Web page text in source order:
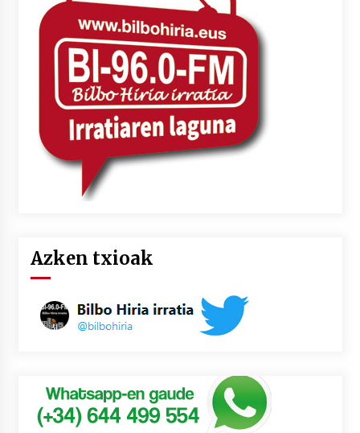
2026/07/03
MUSIBLA #297: Bide, Boards Of Canada, Somak,
Tiga, Twisted Teens, Underscores, Habia
2026/07/02
Azken txioak